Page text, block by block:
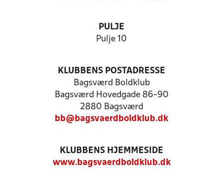
PULJE
Pulje 10
KLUBBENS POSTADRESSE
Bagsværd Boldklub
Bagsværd Hovedgade 86-90
2880 Bagsværd
bb@bagsvaerdboldklub.dk
KLUBBENS HJEMMESIDE
www.bagsvaerdboldklub.dk